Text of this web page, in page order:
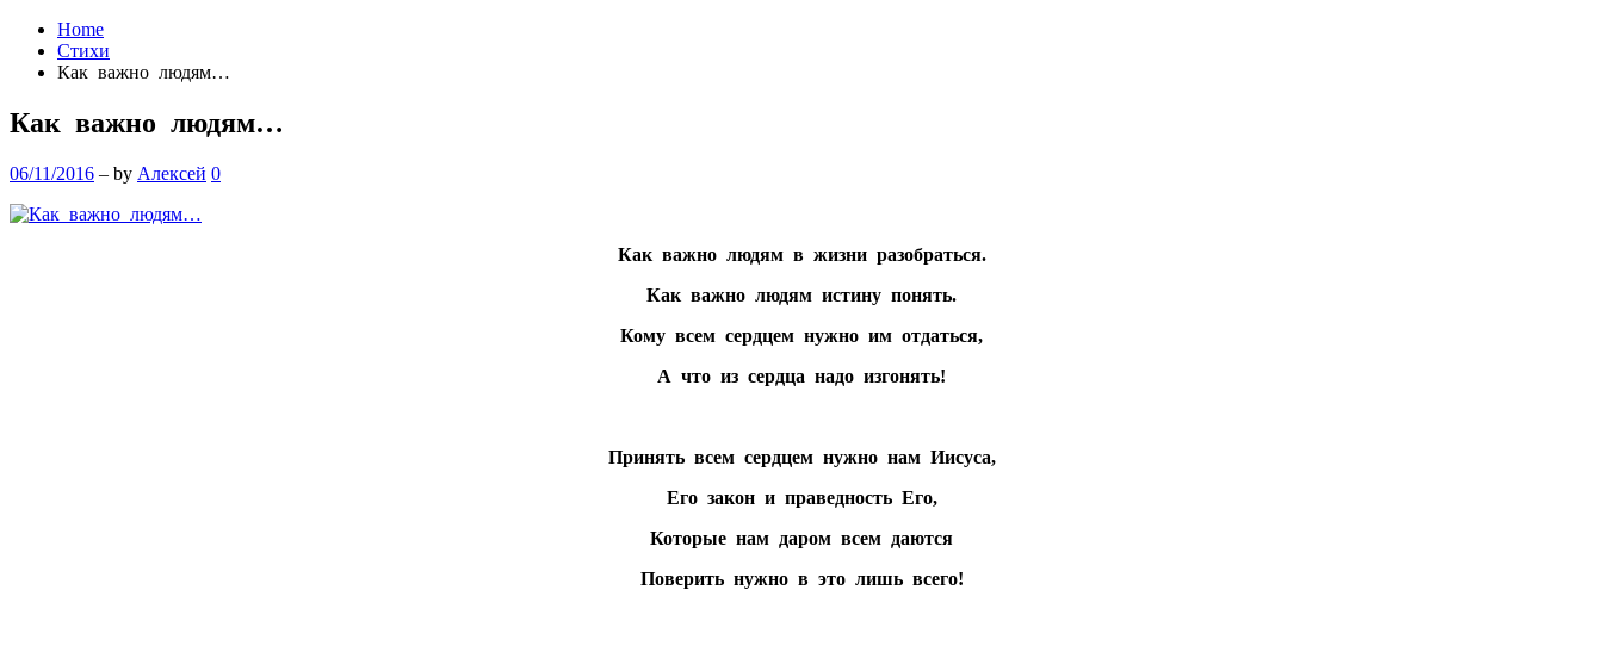
Home
Стихи
Как важно людям…
Как важно людям…
06/11/2016 – by Алексей 0
Как важно людям в жизни разобраться.
Как важно людям истину понять.
Кому всем сердцем нужно им отдаться,
А что из сердца надо изгонять!
Принять всем сердцем нужно нам Иисуса,
Его закон и праведность Его,
Которые нам даром всем даются
Поверить нужно в это лишь всего!